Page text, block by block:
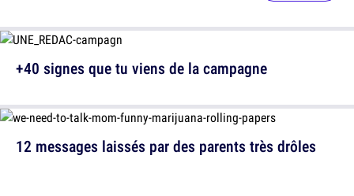
12 messages laissés par des parents très drôles
+40 signes que tu viens de la campagne